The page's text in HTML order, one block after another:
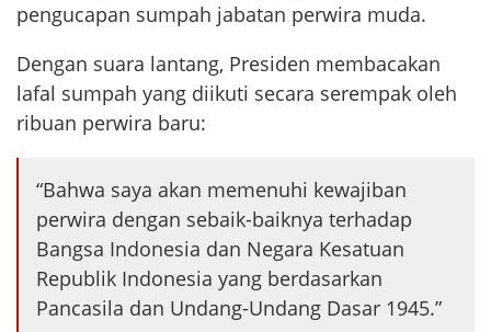
pengucapan sumpah jabatan perwira muda.
Dengan suara lantang, Presiden membacakan
lafal sumpah yang diikuti secara serempak oleh
ribuan perwira baru:
“Bahwa saya akan memenuhi kewajiban
perwira dengan sebaik-baiknya terhadap
Bangsa Indonesia dan Negara Kesatuan
Republik Indonesia yang berdasarkan
Pancasila dan Undang-Undang Dasar 1945.”